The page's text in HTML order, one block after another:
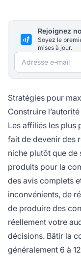
Rejoignez
Soyez le
mises à jour.
Adresse e-mail
Stratégies pour
Construire
Les affiliés les plus
fait de devenir des
niche plutôt que
produits pour la
des avis complets
inconvénients, de
de produire des
réellement votre
décisions. Bâtir la
généralement 6 à